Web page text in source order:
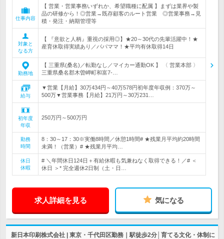
仕事内容
【 営業・営業事務いずれか、希望職種に配属 】まずは業界や製
品の研修から！◎営業→既存顧客のルート営業 ◎営業事務→見
積・発注・納期管理等
対象と
なる方
【 『意欲と人柄』重視の採用◎】★20～30代の先輩活躍中！★
産育休取得実績あり／パパママ！★平均有休取得14日
勤務地
【 三重県(桑名)／転勤なし／マイカー通勤OK 】 〈 営業本部 〉
三重県桑名郡木曽岬町和富7-…
給与
▼営業【月給】30万434円～40万578円初年度年収例：370万～
500万▼営業事務【月給】21万円～30万231…
初年度
年収
250万円～500万円
勤務
時間
8：30～17：30※実働8時間／休憩1時間# ★残業月平均約20時間
未満！（営業）# ★残業月平均…
休日
休暇
# ＼年間休日124日＋有給休暇も気兼ねなく取得できる！／# ＜
休日 ＞* 完全週休2日制（土・日…
求人詳細を見る 気になる
新日本印刷株式会社 | 東京・千代田区勤務｜駅徒歩2分│育てる文化・体制に